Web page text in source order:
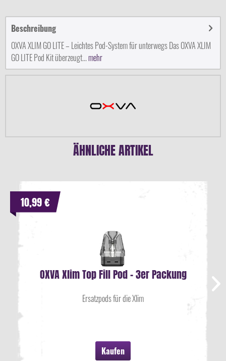
Beschreibung
OXVA XLIM GO LITE – Leichtes Pod-System für unterwegs Das OXVA XLIM
GO LITE Pod Kit überzeugt...mehr
ÄHNLICHE ARTIKEL
OXVA Xlim Top Fill Pod - 3er Packung
Ersatzpods für die Xlim
Kaufen
10,99 €